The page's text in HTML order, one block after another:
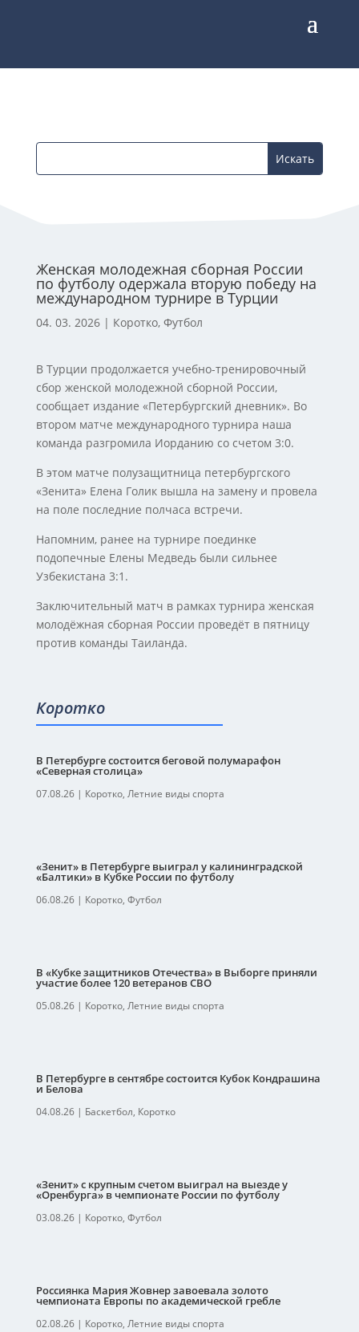
Женская молодежная сборная России
по футболу одержала вторую победу на
международном турнире в Турции
04. 03. 2026| Коротко, Футбол
В Турции продолжается учебно-тренировочный
сбор женской молодежной сборной России,
сообщает издание «Петербургский дневник». Во
втором матче международного турнира наша
команда разгромила Иорданию со счетом 3:0.
В этом матче полузащитница петербургского
«Зенита» Елена Голик вышла на замену и провела
на поле последние полчаса встречи.
Напомним, ранее на турнире поединке
подопечные Елены Медведь были сильнее
Узбекистана 3:1.
Заключительный матч в рамках турнира женская
молодёжная сборная России проведёт в пятницу
против команды Таиланда.
Коротко
В Петербурге состоится беговой полумарафон
«Северная столица»
07.08.26| Коротко, Летние виды спорта
«Зенит» в Петербурге выиграл у калининградской
«Балтики» в Кубке России по футболу
06.08.26| Коротко, Футбол
В «Кубке защитников Отечества» в Выборге приняли
участие более 120 ветеранов СВО
05.08.26| Коротко, Летние виды спорта
В Петербурге в сентябре состоится Кубок Кондрашина
и Белова
04.08.26| Баскетбол, Коротко
«Зенит» с крупным счетом выиграл на выезде у
«Оренбурга» в чемпионате России по футболу
03.08.26| Коротко, Футбол
Россиянка Мария Жовнер завоевала золото
чемпионата Европы по академической гребле
02.08.26| Коротко, Летние виды спорта